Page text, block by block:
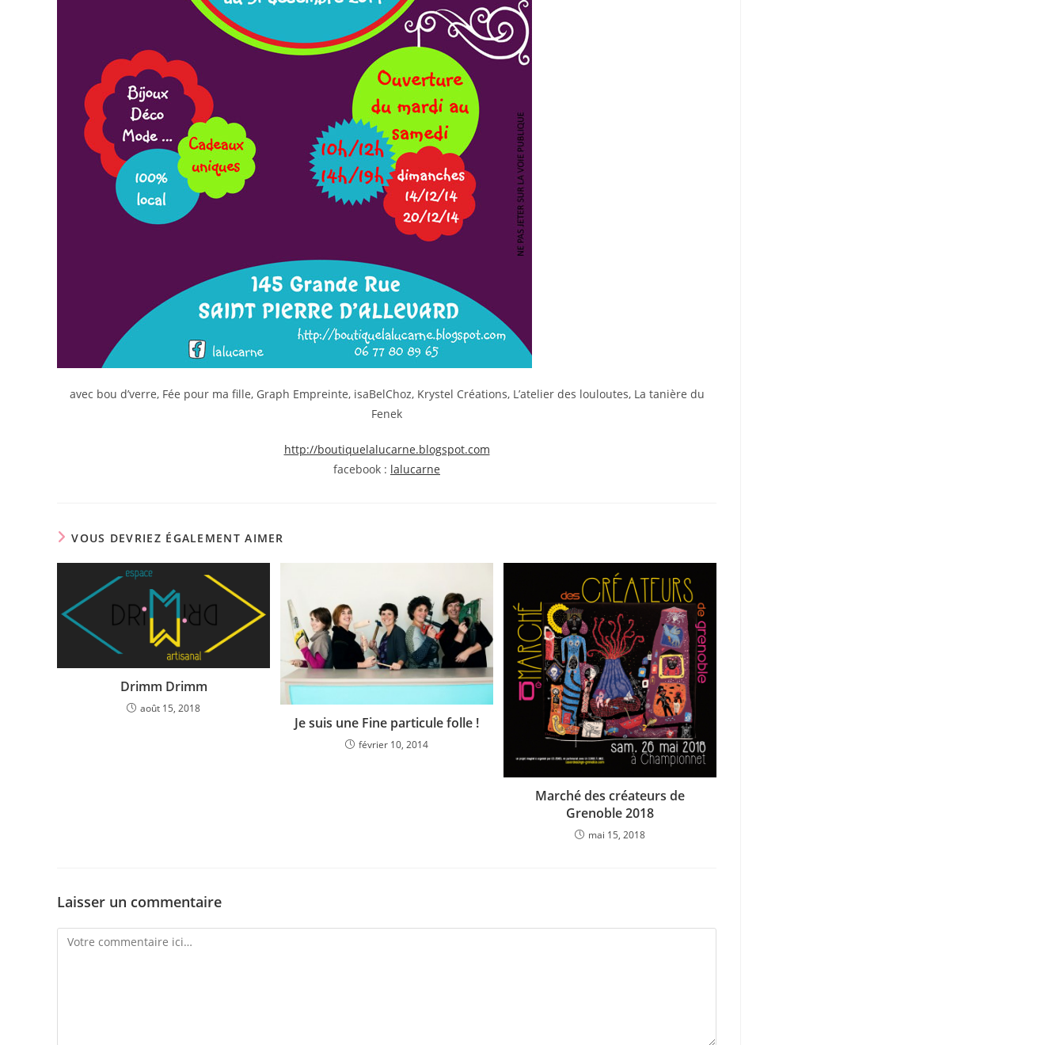
avec bou d’verre, Fée pour ma fille, Graph Empreinte, isaBelChoz, Krystel Créations, L’atelier des louloutes, La tanière du
Fenek
http://boutiquelalucarne.blogspot.com
facebook : lalucarne
VOUS DEVRIEZ ÉGALEMENT AIMER
Drimm Drimm
août 15, 2018
Je suis une Fine particule folle !
février 10, 2014
Marché des créateurs de
Grenoble 2018
mai 15, 2018
Laisser un commentaire